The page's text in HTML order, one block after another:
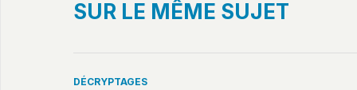
SUR LE MÊME SUJET
DÉCRYPTAGES